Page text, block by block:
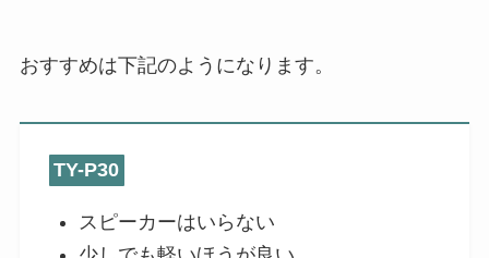
おすすめは下記のようになります。
TY-P30
スピーカーはいらない